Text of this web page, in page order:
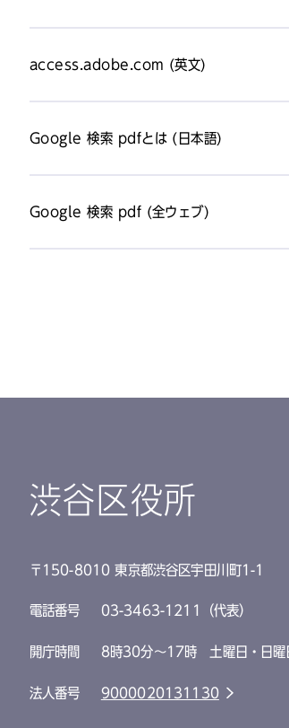
access.adobe.com (英文)
Google 検索 pdfとは (日本語)
Google 検索 pdf (全ウェブ)
渋谷区役所
〒150-8010 東京都渋谷区宇田川町1-1
電話番号 03-3463-1211（代表）
開庁時間 8時30分～17時 土曜日・日曜
法人番号 9000020131130